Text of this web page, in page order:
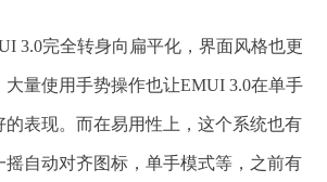
3.0完全转身向扁平化，界面风格也更
大量使用手势操作也让EMUI 3.0在单手
表现。而在易用性上，这个系统也有
自动对齐图标，单手模式等，之前有